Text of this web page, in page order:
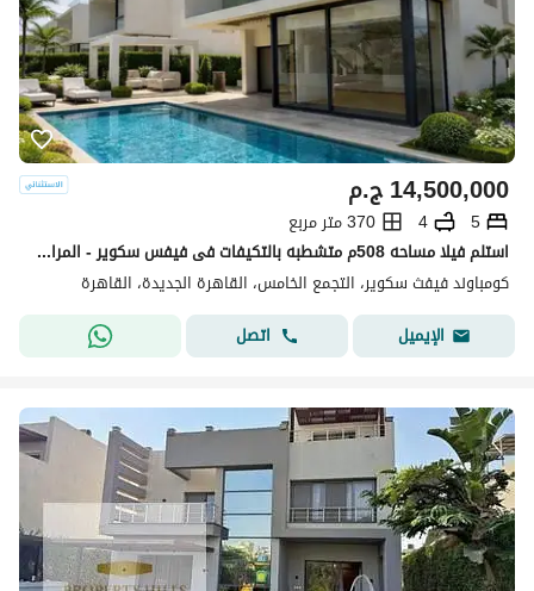
ج.م14,500,000
5
4
370 متر مربع
استلم فيلا مساحه 508م متشطبه بالتكيفات فى فيفس سكوير - المراسم بجوار الجامعه الامريكيه
كومباوند فيفث سكوير، التجمع الخامس، القاهرة الجديدة، القاهرة
الإيميل
اتصل